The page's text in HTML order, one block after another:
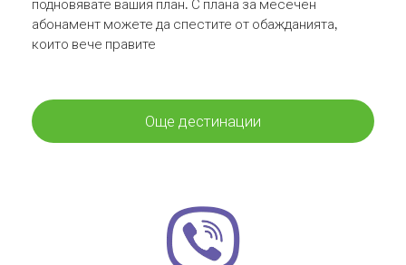
подновявате вашия план. С плана за месечен
абонамент можете да спестите от обажданията,
които вече правите
Още дестинации